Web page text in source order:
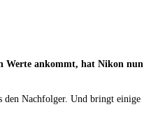
Werte ankommt, hat Nikon nun
den Nachfolger. Und bringt einige